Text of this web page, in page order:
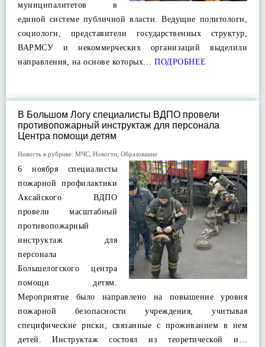
муниципалитетов в
единой системе публичной власти. Ведущие политологи,
социологи, представители государственных структур,
ВАРМСУ и некоммерческих организаций выделили
направления, на основе которых… ПОДРОБНЕЕ
В Большом Логу специалисты ВДПО провели
противопожарный инструктаж для персонала
Центра помощи детям
Новость в рубрике: МЧС Новости Образование
6 ноября специалисты
пожарной профилактики
Аксайского ВДПО
провели масштабный
противопожарный
инструктаж для
персонала
Большелогского центра
помощи детям.
Мероприятие было направлено на повышение уровня
пожарной безопасности учреждения, учитывая
специфические риски, связанные с проживанием в нем
детей. Инструктаж состоял из теоретической и…